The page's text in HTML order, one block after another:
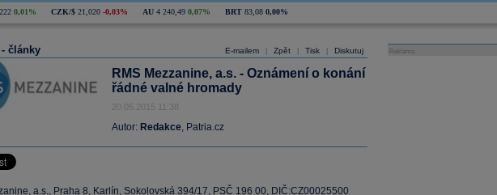
0,01% CZK/$ 21,020 -0,03% AU 4 240,49 0,07% BRT 83,08 0,00%
E-mailem Zpět Tisk Diskutuj
- články
RMS Mezzanine, a.s. - Oznámení o konání
řádné valné hromady
20.05.2015 11:38
Autor: Redakce, Patria.cz
a.s., Praha 8, Karlín, Sokolovská 394/17, PSČ 196 00, DIČ:CZ00025500
Reklama